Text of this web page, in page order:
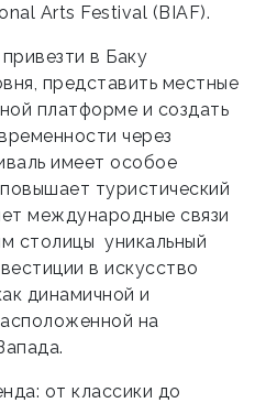
Arts Festival (BIAF).
в Баку
представить местные
платформе и создать
через
имеет особое
туристический
международные связи
столицы уникальный
в искусство
динамичной и
на
от классики до